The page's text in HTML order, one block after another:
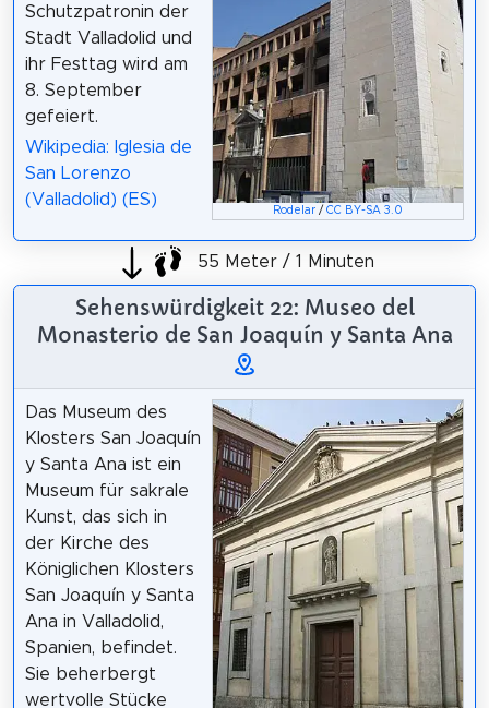
Rodelar /CC BY-SA 3.0
Schutzpatronin der
Stadt Valladolid und
ihr Festtag wird am
8. September
gefeiert.
Wikipedia: Iglesia de
San Lorenzo
(Valladolid) (ES)
55 Meter / 1 Minuten
Sehenswürdigkeit 22: Museo del
Monasterio de San Joaquín y Santa Ana
Das Museum des
Klosters San Joaquín
y Santa Ana ist ein
Museum für sakrale
Kunst, das sich in
der Kirche des
Königlichen Klosters
San Joaquín y Santa
Ana in Valladolid,
Spanien, befindet.
Sie beherbergt
wertvolle Stücke